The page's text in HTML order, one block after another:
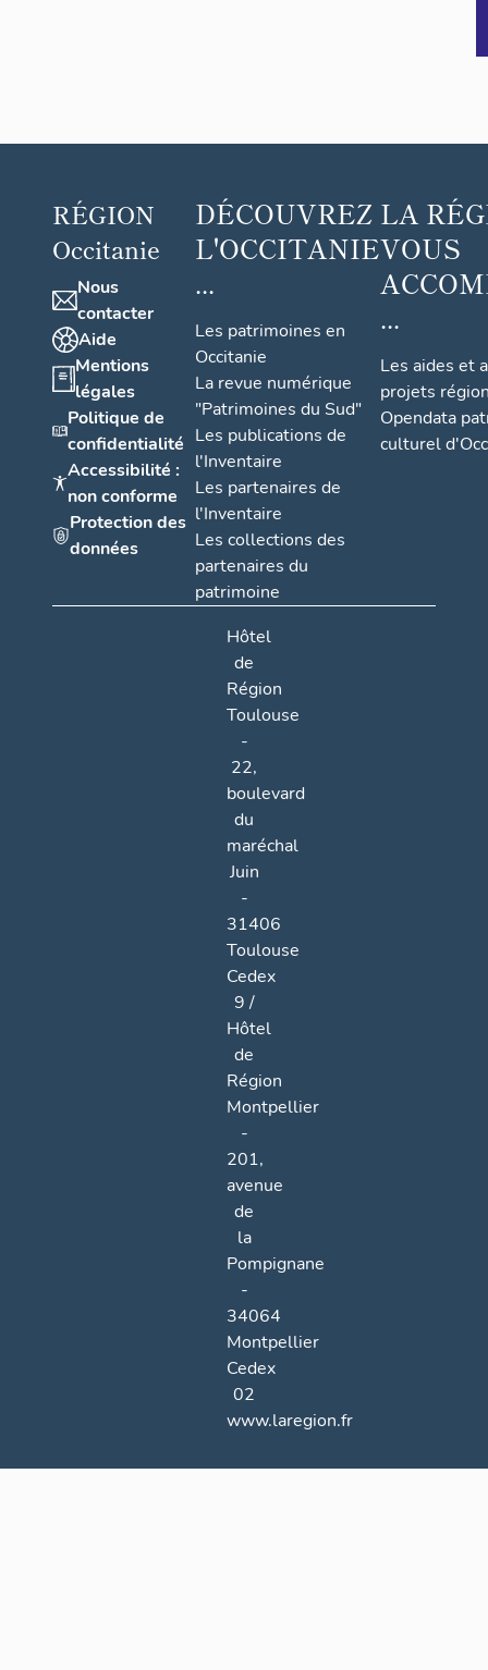
RÉGION
Occitanie
Nous
contacter
Aide
Mentions
légales
Politique de
confidentialité
Accessibilité :
non conforme
Protection des
données
DÉCOUVREZ
L'OCCITANIE
...
Les patrimoines en
Occitanie
La revue numérique
"Patrimoines du Sud"
Les publications de
l'Inventaire
Les partenaires de
l'Inventaire
Les collections des
partenaires du
patrimoine
LA
VOUS
...
Les aides et
projets
Opendata
culturel
Hôtel
de
Région
Toulouse
-
22,
boulevard
du
maréchal
Juin
-
31406
Toulouse
Cedex
9 /
Hôtel
de
Région
Montpellier
-
201,
avenue
de
la
Pompignane
-
34064
Montpellier
Cedex
02
www.laregion.fr